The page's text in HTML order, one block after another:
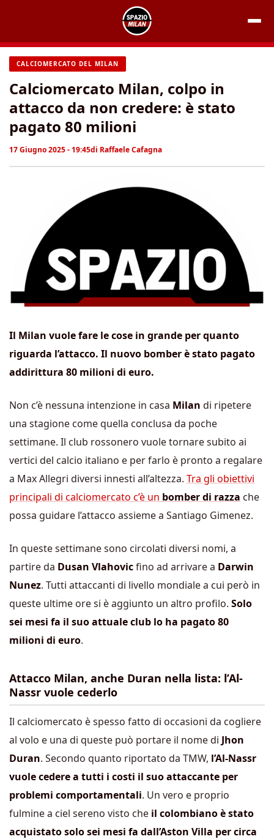
contenuto
CALCIOMERCATO DEL MILAN
Calciomercato Milan, colpo in
attacco da non credere: è stato
pagato 80 milioni
17 Giugno 2025 - 19:45di Raffaele Cafagna
Il Milan vuole fare le cose in grande per quanto
riguarda l’attacco. Il nuovo bomber è stato pagato
addirittura 80 milioni di euro.
Non c’è nessuna intenzione in casa Milan di ripetere
una stagione come quella conclusa da poche
settimane. Il club rossonero vuole tornare subito ai
vertici del calcio italiano e per farlo è pronto a regalare
a Max Allegri diversi innesti all’altezza. Tra gli obiettivi
principali di calciomercato c’è un bomber di razza che
possa guidare l’attacco assieme a Santiago Gimenez.
In queste settimane sono circolati diversi nomi, a
partire da Dusan Vlahovicfino ad arrivare a Darwin
Nunez. Tutti attaccanti di livello mondiale a cui però in
queste ultime ore si è aggiunto un altro profilo. Solo
sei mesi fa il suo attuale club lo ha pagato 80
milioni di euro.
Attacco Milan, anche Duran nella lista: l’Al-
Nassr vuole cederlo
Il calciomercato è spesso fatto di occasioni da cogliere
al volo e una di queste può portare il nome di Jhon
Duran. Secondo quanto riportato da TMW, l’Al-Nassr
vuole cedere a tutti i costi il suo attaccante per
problemi comportamentali. Un vero e proprio
fulmine a ciel sereno visto che il colombiano è stato
acquistato solo sei mesi fa dall’Aston Villa per circa